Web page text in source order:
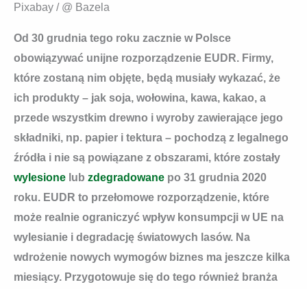
Pixabay / @ Bazela
Od 30 grudnia tego roku zacznie w Polsce
obowiązywać unijne rozporządzenie EUDR. Firmy,
które zostaną nim objęte, będą musiały wykazać, że
ich produkty – jak soja, wołowina, kawa, kakao, a
przede wszystkim drewno i wyroby zawierające jego
składniki, np. papier i tektura – pochodzą z legalnego
źródła i nie są powiązane z obszarami, które zostały
wylesione lub zdegradowane po 31 grudnia 2020
roku. EUDR to przełomowe rozporządzenie, które
może realnie ograniczyć wpływ konsumpcji w UE na
wylesianie i degradację światowych lasów. Na
wdrożenie nowych wymogów biznes ma jeszcze kilka
miesiący. Przygotowuje się do tego również branża